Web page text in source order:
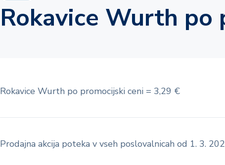
Rokavice Wurth po
Rokavice Wurth po promocijski ceni = 3,29 €
Prodajna akcija poteka v vseh poslovalnicah od 1. 3.